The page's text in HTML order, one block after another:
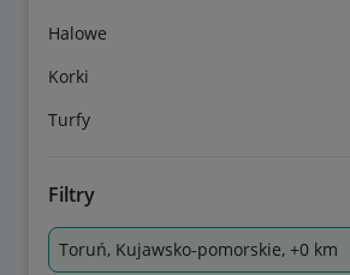
Halowe
Korki
Turfy
Filtry
Toruń, Kujawsko-pomorskie, +0 km